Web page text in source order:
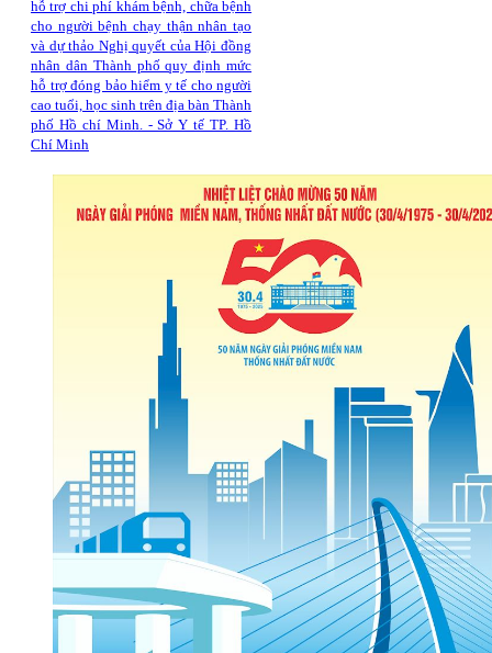
hỗ trợ chi phí khám bệnh, chữa bệnh
cho người bệnh chạy thận nhân tạo
và dự thảo Nghị quyết của Hội đồng
nhân dân Thành phố quy định mức
hỗ trợ đóng bảo hiểm y tế cho người
cao tuổi, học sinh trên địa bàn Thành
phố Hồ chí Minh. - Sở Y tế TP. Hồ
Chí Minh